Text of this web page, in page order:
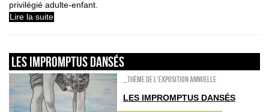
privilégié adulte-enfant.
Lire la suite
Les impromptus dansés
_Thème de l'exposition annuelle
LES IMPROMPTUS DANSÉS